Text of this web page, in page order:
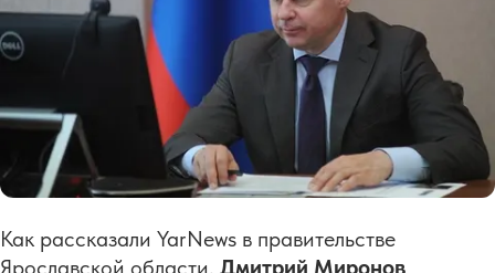
Как рассказали YarNews в правительстве
Ярославской области, Дмитрий Миронов